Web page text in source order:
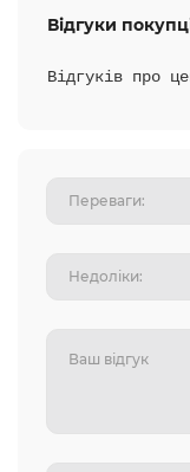
Відгуки
Відгуків про